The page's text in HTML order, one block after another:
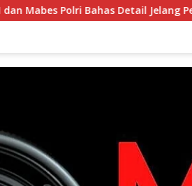
Polri Bahas Detail Jelang Perebutan